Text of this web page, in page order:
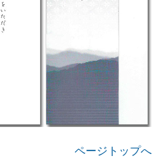
ページトップへ